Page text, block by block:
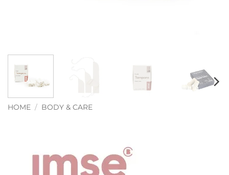
HOME / BODY & CARE